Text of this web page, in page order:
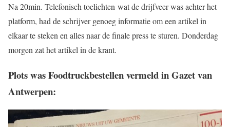
Na 20min. Telefonisch toelichten wat de drijfveer was achter het
platform, had de schrijver genoeg informatie om een artikel in
elkaar te steken en alles naar de finale press te sturen. Donderdag
morgen zat het artikel in de krant.
Plots was Foodtruckbestellen vermeld in Gazet van
Antwerpen: